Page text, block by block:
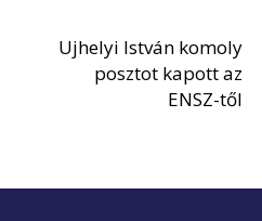
Ujhelyi István komoly
posztot kapott az
ENSZ-től